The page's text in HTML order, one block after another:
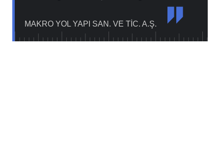
MAKRO YOL YAPI SAN. VE TİC. A.Ş.